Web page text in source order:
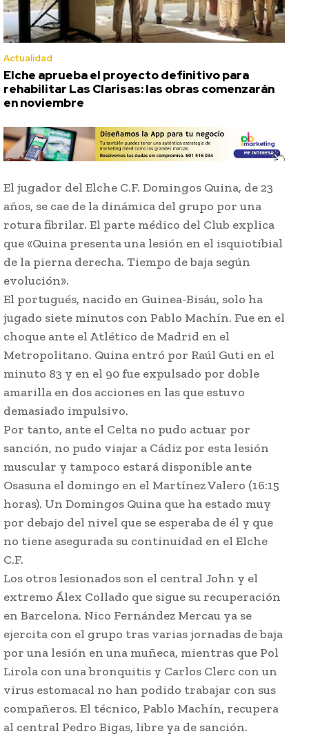
Actualidad
Elche aprueba el proyecto definitivo para
rehabilitar Las Clarisas: las obras comenzarán
en noviembre
El jugador del Elche C.F. Domingos Quina, de 23
años, se cae de la dinámica del grupo por una
rotura fibrilar. El parte médico del Club explica
que «Quina presenta una lesión en el isquiotibial
de la pierna derecha. Tiempo de baja según
evolución».
El portugués, nacido en Guinea-Bisáu, solo ha
jugado siete minutos con Pablo Machín. Fue en el
choque ante el Atlético de Madrid en el
Metropolitano. Quina entró por Raúl Guti en el
minuto 83 y en el 90 fue expulsado por doble
amarilla en dos acciones en las que estuvo
demasiado impulsivo.
Por tanto, ante el Celta no pudo actuar por
sanción, no pudo viajar a Cádiz por esta lesión
muscular y tampoco estará disponible ante
Osasuna el domingo en el Martínez Valero (16:15
horas). Un Domingos Quina que ha estado muy
por debajo del nivel que se esperaba de él y que
no tiene asegurada su continuidad en el Elche
C.F.
Los otros lesionados son el central John y el
extremo Álex Collado que sigue su recuperación
en Barcelona. Nico Fernández Mercau ya se
ejercita con el grupo tras varias jornadas de baja
por una lesión en una muñeca, mientras que Pol
Lirola con una bronquitis y Carlos Clerc con un
virus estomacal no han podido trabajar con sus
compañeros. El técnico, Pablo Machín, recupera
al central Pedro Bigas, libre ya de sanción.